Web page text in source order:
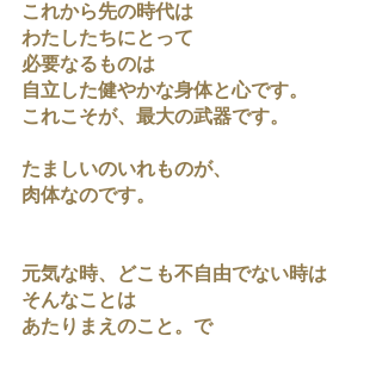
これから先の時代は
わたしたちにとって
必要なるものは
自立した健やかな身体と心です。
これこそが、最大の武器です。
たましいのいれものが、
肉体なのです。
元気な時、どこも不自由でない時は
そんなことは
あたりまえのこと。で